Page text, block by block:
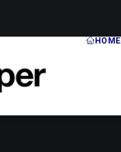
HOME